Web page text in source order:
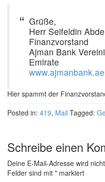
Grüße,
Herr Seifeldin
Finanzvorstand
Ajman Bank
Emirate
www.ajmanbank.ae
Hier spammt der
Posted in: 419, Mail Tagged:
Schreibe einen
Deine E-Mail-Adresse wird
Felder sind mit * markiert